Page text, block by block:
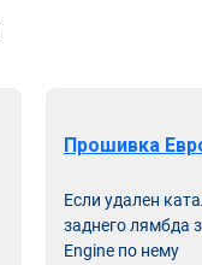
Прошивка
Если удален
заднего лямбда
Engine по нему